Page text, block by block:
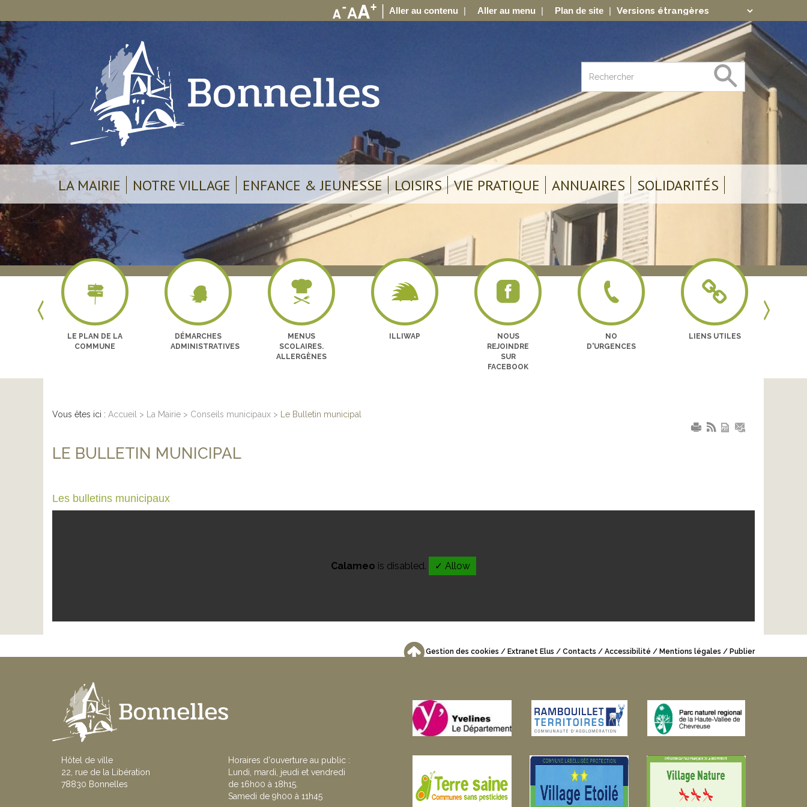
Aller au contenu Aller au menu Plan de site
Translate
LA MAIRIE NOTRE VILLAGE ENFANCE & JEUNESSE LOISIRS VIE PRATIQUE ANNUAIRES SOLIDARITÉS
Previous
LE PLAN DE LA
COMMUNE
DÉMARCHES
ADMINISTRATIVES
MENUS
SCOLAIRES.
ALLERGÈNES
ILLIWAP
NOUS
REJOINDRE
SUR
FACEBOOK
NO
D'URGENCES
LIENS UTILES
Next
Vous êtes ici : Accueil > La Mairie > Conseils municipaux > Le Bulletin municipal
LE BULLETIN MUNICIPAL
Les bulletins municipaux
Calameo is disabled. ✓ Allow
Gestion des cookies Extranet Elus Contacts Accessibilité Mentions légales Publier
Hôtel de ville
22, rue de la Libération
78830 Bonnelles
Horaires d'ouverture au public :
Lundi, mardi, jeudi et vendredi
de 16h00 à 18h15.
Samedi de 9h00 à 11h45